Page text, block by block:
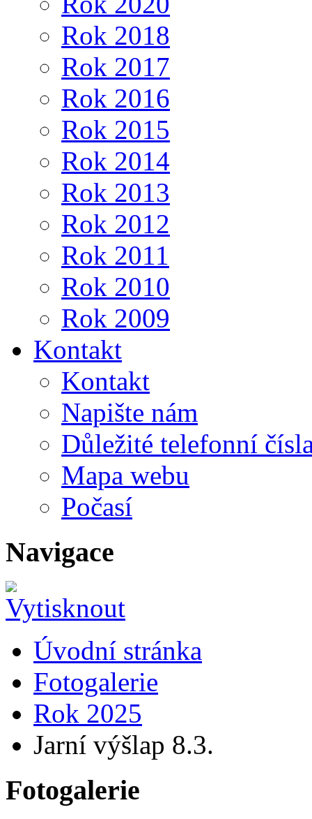
Rok 2018
Rok 2017
Rok 2016
Rok 2015
Rok 2014
Rok 2013
Rok 2012
Rok 2011
Rok 2010
Rok 2009
Kontakt
Kontakt
Napište nám
Důležité telefonní
Mapa webu
Počasí
Navigace
Úvodní stránka
Fotogalerie
Rok 2025
Jarní výšlap 8.3.
Fotogalerie